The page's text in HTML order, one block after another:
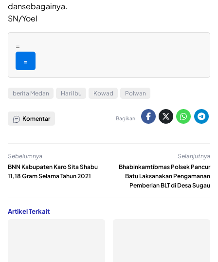
dansebagainya.
SN/Yoel
=
=
berita Medan Hari Ibu Kowad Polwan
Komentar Bagikan:
Sebelumnya
BNN Kabupaten Karo Sita Shabu
11,18 Gram Selama Tahun 2021
Selanjutnya
Bhabinkamtibmas Polsek Pancur
Batu Laksanakan Pengamanan
Pemberian BLT di Desa Sugau
Artikel Terkait